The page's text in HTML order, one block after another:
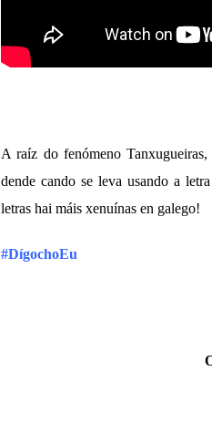
A raíz do fenómeno
dende cando se leva usando a
letras hai máis xenuínas en galego!
#DígochoEu